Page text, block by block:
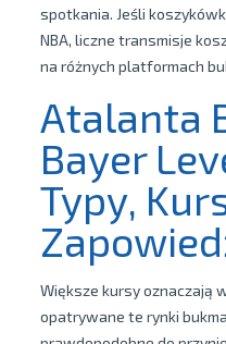
spotkania. Jeśli
NBA, liczne transmisje
na różnych platformach
Atalanta
Bayer
Typy,
Większe kursy oznaczają
opatrywane te rynki